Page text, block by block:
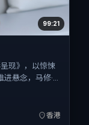
99:21
现》，以惊悚
悬念，马修·
质感与类型
香港